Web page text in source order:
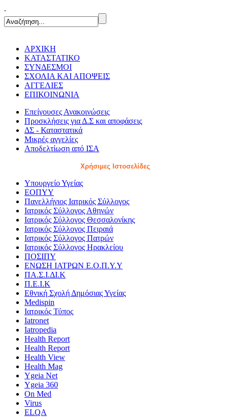
.
ΑΡΧΙΚΗ
ΚΑΤΑΣΤΑΤΙΚΟ
ΣΥΝΔΕΣΜΟΙ
ΣΧΟΛΙΑ ΚΑΙ ΑΠΟΨΕΙΣ
ΑΓΓΕΛΙΕΣ
ΕΠΙΚΟΙΝΩΝΙΑ
Επείγουσες Ανακοινώσεις
Προσκλήσεις για Δ.Σ και αποφάσεις
ΔΣ - Καταστατικά
Μικρές αγγελίες
Αποδελτίωση από ΙΣΑ
Χρήσιμες Ιστοσελίδες
Υπουργείο Υγείας
ΕΟΠΥΥ
Πανελλήνιος Ιατρικός Σύλλογος
Ιατρικός Σύλλογος Αθηνών
Ιατρικός Σύλλογος Θεσσαλονίκης
Ιατρικός Σύλλογος Πειραιά
Ιατρικός Σύλλογος Πατρών
Ιατρικός Σύλλογος Ηρακλείου
ΠΟΣΙΠΥ
ΕΝΩΣΗ ΙΑΤΡΩΝ Ε.Ο.Π.Υ.Υ
ΠΑ.Σ.Ι.ΔΙ.Κ
Π.Ε.Ι.Κ
Εθνική Σχολή Δημόσιας Υγείας
Medispin
Ιατρικός Τύπος
Iatronet
Iatropedia
Health Report
Health Report
Health View
Health Mag
Ygeia Net
Ygeia 360
On Med
Virus
ELQA